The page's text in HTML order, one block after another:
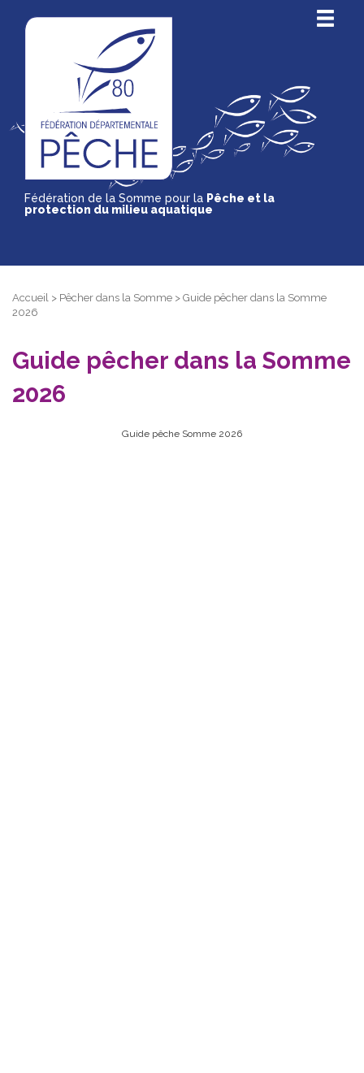
Fédération de la Somme pour la Pêche et la
protection du milieu aquatique
Accueil > Pêcher dans la Somme > Guide pêcher dans la Somme
2026
Guide pêcher dans la Somme
2026
Guide pêche Somme 2026